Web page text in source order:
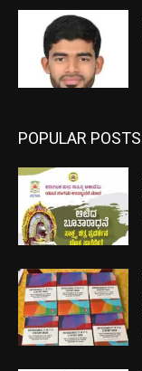
POPULAR POSTS